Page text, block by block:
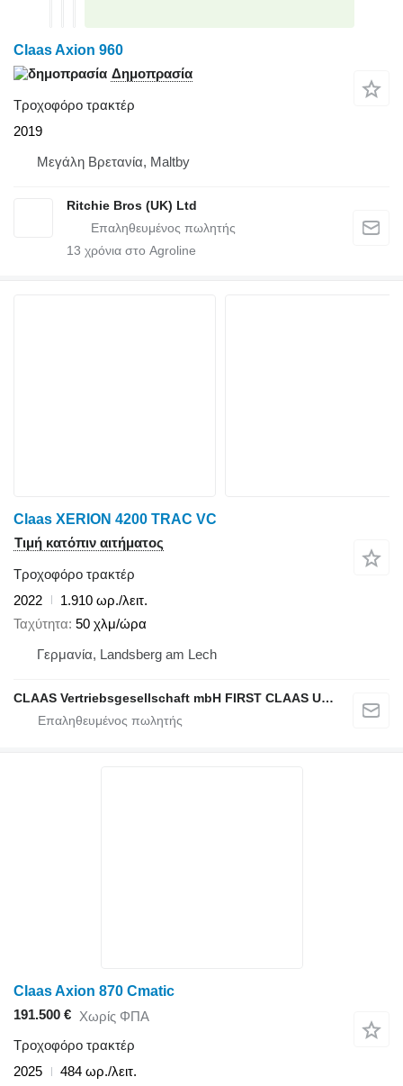
Claas Axion 960
Δημοπρασία
Τροχοφόρο τρακτέρ
2019
Μεγάλη Βρετανία, Maltby
Ritchie Bros (UK) Ltd
13 χρόνια στο Agroline
Claas XERION 4200 TRAC VC
Τιμή κατόπιν αιτήματος
Τροχοφόρο τρακτέρ
2022
1.910 ωρ./λειτ.
Ταχύτητα 50 χλμ/ώρα
Γερμανία, Landsberg am Lech
CLAAS Vertriebsgesellschaft mbH FIRST CLAAS USED Center
Claas Axion 870 Cmatic
191.500 € Χωρίς ΦΠΑ
Τροχοφόρο τρακτέρ
2025
484 ωρ./λειτ.